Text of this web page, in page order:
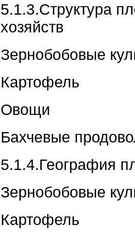
5.1.3.Структура
хозяйств
Зернобобовые
Картофель
Овощи
Бахчевые
5.1.4.География
Зернобобовые
Картофель